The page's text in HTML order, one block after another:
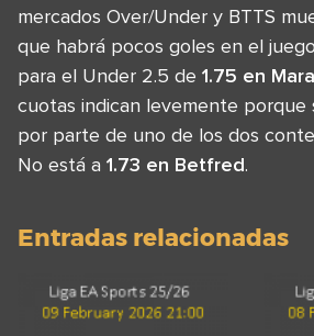
mercados Over/Under y BTTS
que habrá pocos goles en el
para el Under 2.5 de 1.75 en
cuotas indican levemente porque
por parte de uno de los dos
No está a 1.73 en Betfred.
Entradas relacionadas